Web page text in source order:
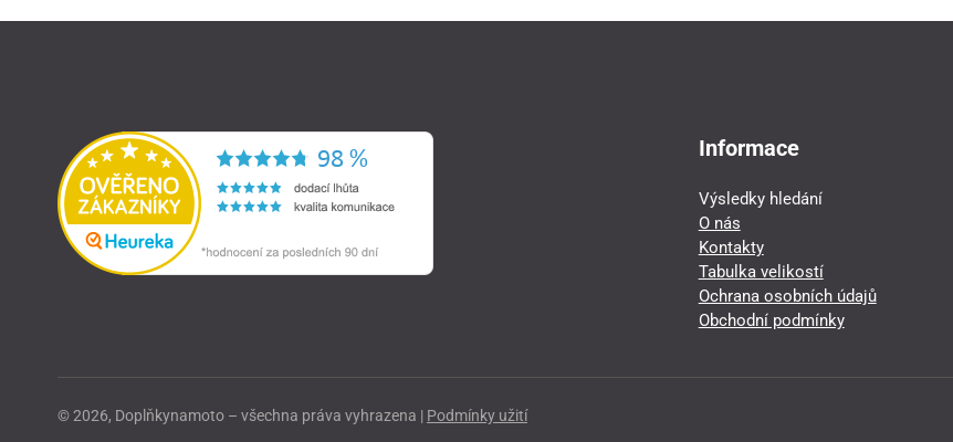
Informace
Výsledky hledání
O nás
Kontakty
Tabulka velikostí
Ochrana osobních údajů
Obchodní podmínky
© 2026, Doplňkynamoto – všechna práva vyhrazena | Podmínky užití